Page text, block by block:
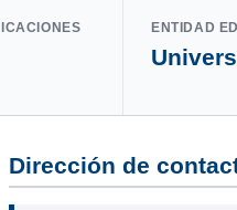
ENTIDAD
Dirección de